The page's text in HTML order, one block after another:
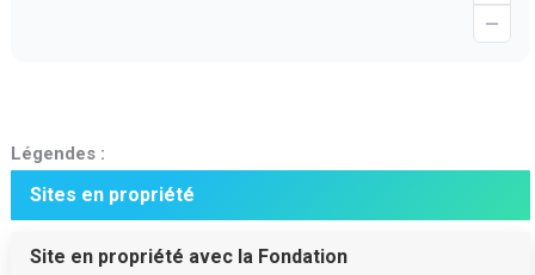
Légendes :
Sites en propriété
Site en propriété avec la Fondation